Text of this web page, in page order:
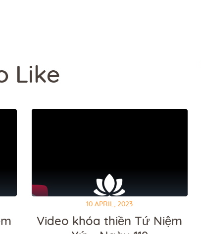
Like
10 APRIL, 2023
Video khóa thiền Tứ Niệm